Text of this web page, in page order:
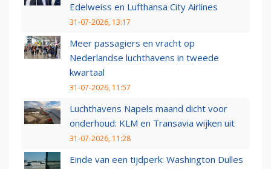
Edelweiss en Lufthansa City Airlines
31-07-2026, 13:17
Meer passagiers en vracht op
Nederlandse luchthavens in tweede
kwartaal
31-07-2026, 11:57
Luchthavens Napels maand dicht voor
onderhoud: KLM en Transavia wijken uit
31-07-2026, 11:28
Einde van een tijdperk: Washington Dulles